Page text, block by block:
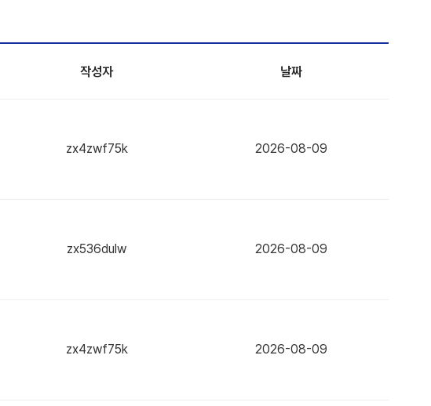
작성자 날짜
zx4zwf75k 2026-08-09
zx536dulw 2026-08-09
zx4zwf75k 2026-08-09